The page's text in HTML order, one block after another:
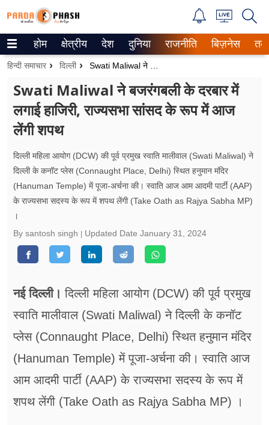
Trending on Google News
वेब स्टोरीज
उत्तर प्रदेश
गैलरी
वीडियो
रिलेशनशिप
जीवन मंत्रा
सेहत
ब्‍यूटी
जॉब्स
शिक्षा
होम क्षेत्रीय देश दुनिया राजनीति बिज़नेस
हिन्दी समाचार दिल्ली
Swati Maliwal ने बजरंगबली के दरबार में
लगाई हाजिरी, राज्यसभा सांसद के रूप में आज
लेंगी शपथ
दिल्ली महिला आयोग (DCW) की पूर्व प्रमुख स्वाति मालीवाल (Swati Maliwal) ने
दिल्ली के कनॉट प्लेस (Connaught Place, Delhi) स्थित हनुमान मंदिर
(Hanuman Temple) में पूजा-अर्चना की। स्वाति आज आम आदमी पार्टी (AAP)
के राज्यसभा सदस्य के रूप में शपथ लेंगी (Take Oath as Rajya Sabha MP)
।
By santosh singh
Updated Date January 31, 2024
नई दिल्ली। दिल्ली महिला आयोग (DCW) की पूर्व प्रमुख
स्वाति मालीवाल (Swati Maliwal) ने दिल्ली के कनॉट
प्लेस (Connaught Place, Delhi) स्थित हनुमान मंदिर
(Hanuman Temple) में पूजा-अर्चना की। स्वाति आज
आम आदमी पार्टी (AAP) के राज्यसभा सदस्य के रूप में
शपथ लेंगी (Take Oath as Rajya Sabha MP) ।